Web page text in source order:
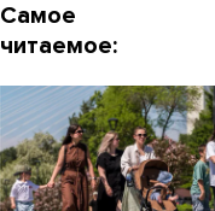
Самое
читаемое: